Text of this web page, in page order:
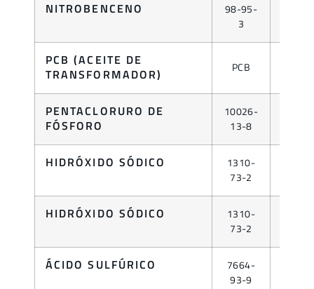
NITROBENCENO
98-95-
3
PCB (ACEITE DE
TRANSFORMADOR)
PCB
PENTACLORURO DE
FÓSFORO
10026-
13-8
HIDRÓXIDO SÓDICO
1310-
73-2
HIDRÓXIDO SÓDICO
1310-
73-2
ÁCIDO SULFÚRICO
7664-
93-9